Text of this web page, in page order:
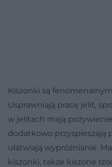
Kiszonki są
Usprawniają pracę jelit,
w jelitach mają
dodatkowo przyspieszają
ułatwiają wypróżnianie.
kiszonki, także kiszone